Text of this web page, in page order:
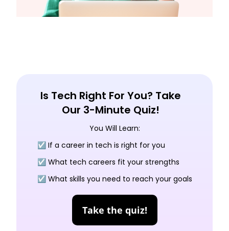
Is Tech Right For You? Take
Our 3-Minute Quiz!
You Will Learn:
☑️ If a career in tech is right for you
☑️ What tech careers fit your strengths
☑️ What skills you need to reach your goals
Take the quiz!